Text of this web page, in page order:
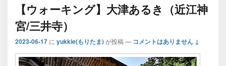
【ウォーキング】大津あるき（近江神
宮/三井寺）
2023-06-17 に yukkie(もりたま)が投稿 — コメントはありません ↓